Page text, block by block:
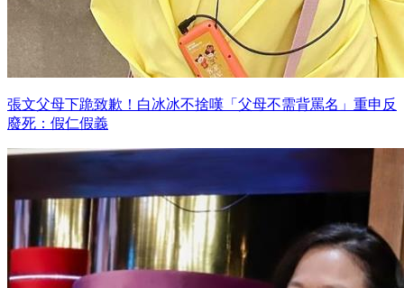
張文父母下跪致歉！白冰冰不捨嘆「父母不需背罵名」重申反
廢死：假仁假義